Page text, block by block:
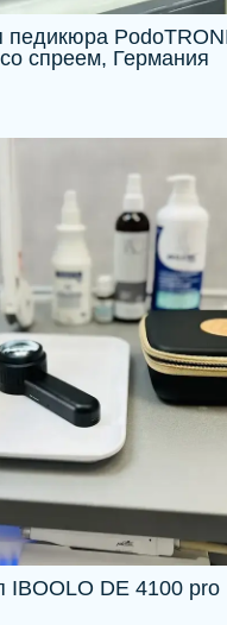
педикюра
спреем, Германия
IBOOLO DE 4100 pro